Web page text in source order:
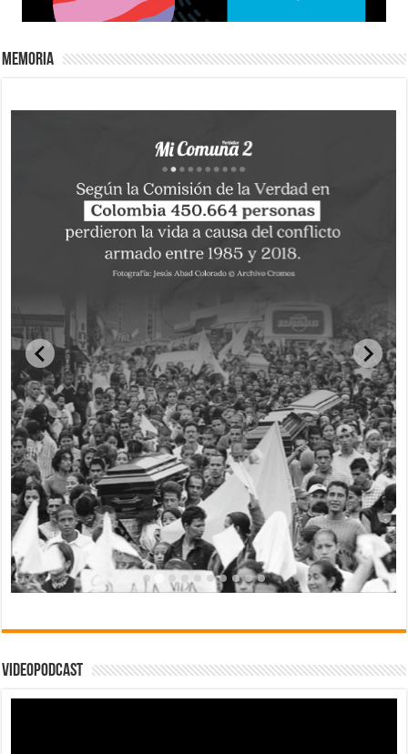
Memoria
Videopodcast